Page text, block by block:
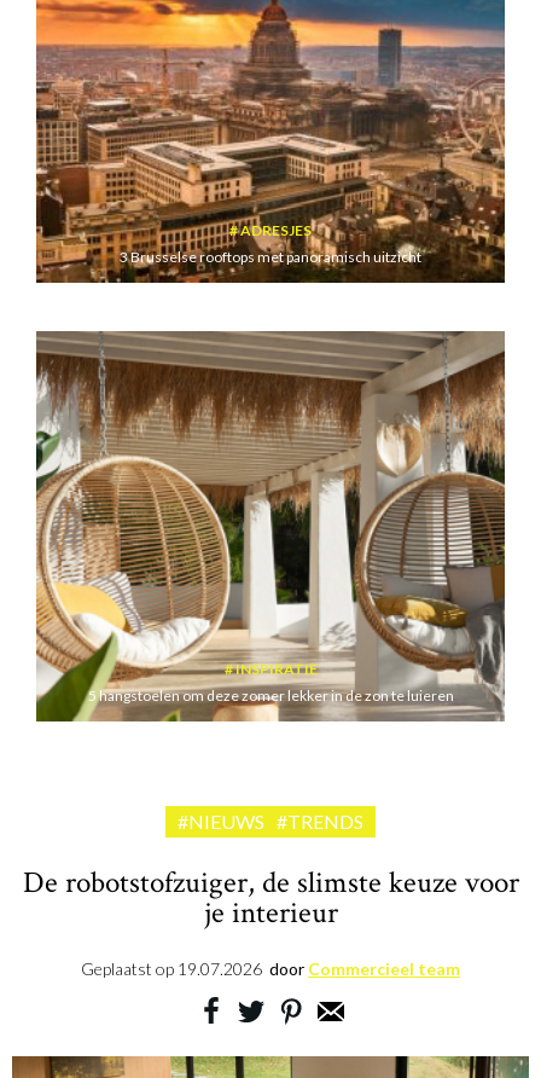
ADRESJES
3 Brusselse rooftops met panoramisch uitzicht
INSPIRATIE
5 hangstoelen om deze zomer lekker in de zon te luieren
#NIEUWS #TRENDS
De robotstofzuiger, de slimste keuze voor
je interieur
Geplaatst op 19.07.2026 door Commercieel team